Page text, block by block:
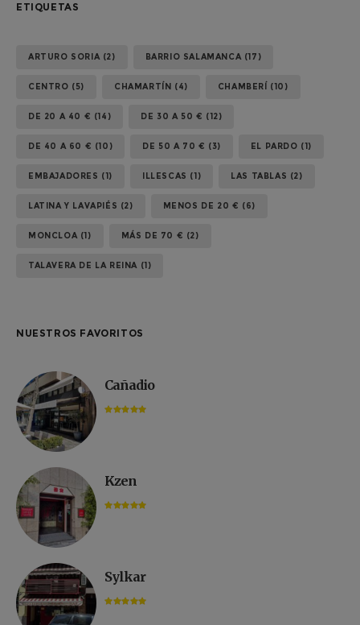
ETIQUETAS
ARTURO SORIA(2) BARRIO SALAMANCA(17)
CENTRO (5) CHAMARTÍN (4) CHAMBERÍ (10)
DE 20 A 40 € (14) DE 30 A 50 € (12)
DE 40 A 60 € (10) DE 50 A 70 € (3) EL PARDO (1)
EMBAJADORES (1) ILLESCAS (1) LAS TABLAS (2)
LATINA Y LAVAPIÉS (2) MENOS DE 20 € (6)
MONCLOA(1) MÁS DE 70 € (2)
TALAVERA DE LA REINA (1)
NUESTROS FAVORITOS
Cañadio
Kzen
Sylkar